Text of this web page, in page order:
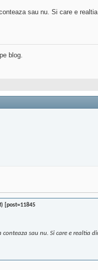
sau nu. Si care e
blog.
[post=11845
sau nu. Si care e realtia